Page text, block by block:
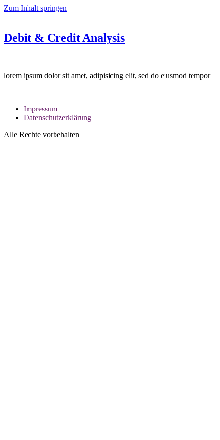
Zum Inhalt springen
Debit & Credit Analysis
lorem ipsum dolor sit amet, adipisicing elit, sed do eiusmod tempor
Impressum
Datenschutzerklärung
Alle Rechte vorbehalten